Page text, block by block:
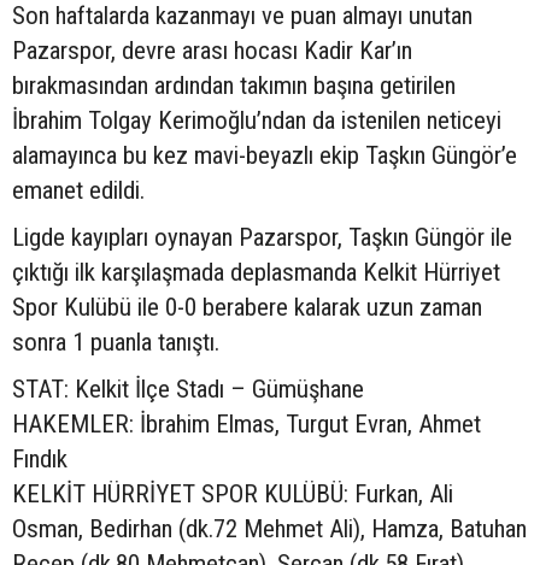
Son haftalarda kazanmayı ve puan almayı unutan
Pazarspor, devre arası hocası Kadir Kar’ın
bırakmasından ardından takımın başına getirilen
İbrahim Tolgay Kerimoğlu’ndan da istenilen neticeyi
alamayınca bu kez mavi-beyazlı ekip Taşkın Güngör’e
emanet edildi.
Ligde kayıpları oynayan Pazarspor, Taşkın Güngör ile
çıktığı ilk karşılaşmada deplasmanda Kelkit Hürriyet
Spor Kulübü ile 0-0 berabere kalarak uzun zaman
sonra 1 puanla tanıştı.
STAT: Kelkit İlçe Stadı – Gümüşhane
HAKEMLER: İbrahim Elmas, Turgut Evran, Ahmet
Fındık
KELKİT HÜRRİYET SPOR KULÜBÜ: Furkan, Ali
Osman, Bedirhan (dk.72 Mehmet Ali), Hamza, Batuhan